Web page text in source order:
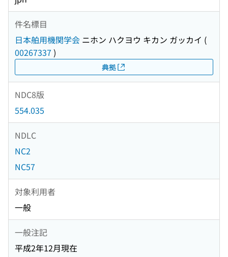
件名標目
日本舶用機関学会 ニホン ハクヨウ キカン ガッカイ (
00267337 )
典拠
NDC8版
554.035
NDLC
NC2
NC57
対象利用者
一般
一般注記
平成2年12月現在